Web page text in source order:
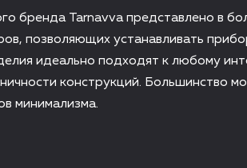
бренда Tarnavva представлено в
позволяющих устанавливать
идеально подходят к любому
конструкций. Большинство
минимализма.